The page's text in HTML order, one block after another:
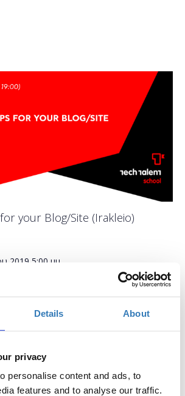
Details About
privacy
personalise content and ads, to
features and to analyse our traffic.
your Blog/Site (Irakleio)
2019 5:00 μμ
περίοδος εγγραφών έχει λήξει.